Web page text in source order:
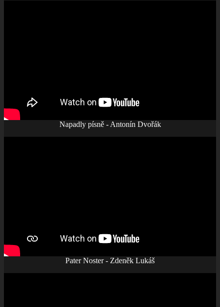
Napadly písně - Antonín Dvořák
Pater Noster - Zdeněk Lukáš